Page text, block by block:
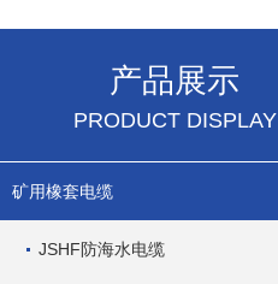
产品展示
PRODUCT DISPLAY
矿用橡套电缆
JSHF防海水电缆